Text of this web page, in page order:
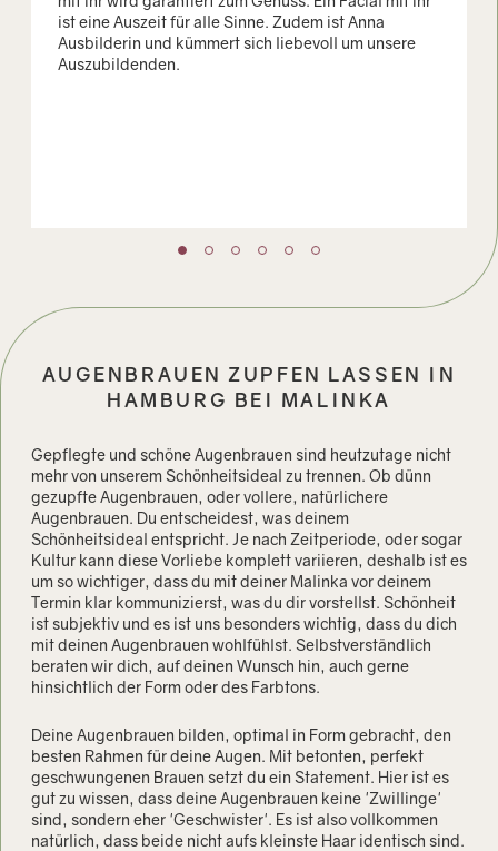
ist eine Auszeit für alle Sinne. Zudem ist Anna
Ausbilderin und kümmert sich liebevoll um unsere
Auszubildenden.
AUGENBRAUEN ZUPFEN LASSEN IN
HAMBURG BEI MALINKA
Gepflegte und schöne Augenbrauen sind heutzutage nicht
mehr von unserem Schönheitsideal zu trennen. Ob dünn
gezupfte Augenbrauen, oder vollere, natürlichere
Augenbrauen. Du entscheidest, was deinem
Schönheitsideal entspricht. Je nach Zeitperiode, oder sogar
Kultur kann diese Vorliebe komplett variieren, deshalb ist es
um so wichtiger, dass du mit deiner Malinka vor deinem
Termin klar kommunizierst, was du dir vorstellst. Schönheit
ist subjektiv und es ist uns besonders wichtig, dass du dich
mit deinen Augenbrauen wohlfühlst. Selbstverständlich
beraten wir dich, auf deinen Wunsch hin, auch gerne
hinsichtlich der Form oder des Farbtons.
Deine Augenbrauen bilden, optimal in Form gebracht, den
besten Rahmen für deine Augen. Mit betonten, perfekt
geschwungenen Brauen setzt du ein Statement. Hier ist es
gut zu wissen, dass deine Augenbrauen keine 'Zwillinge'
sind, sondern eher 'Geschwister'. Es ist also vollkommen
natürlich, dass beide nicht aufs kleinste Haar identisch sind.